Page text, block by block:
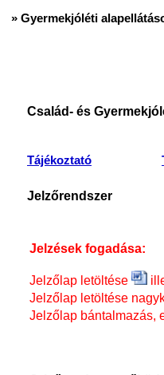
» Gyermekjóléti
Család- és
Tájékoztató
Jelzőrendszer
Jelzések fogadása:
Jelzőlap letöltése
Jelzőlap letöltése
Jelzőlap bántalmazás,